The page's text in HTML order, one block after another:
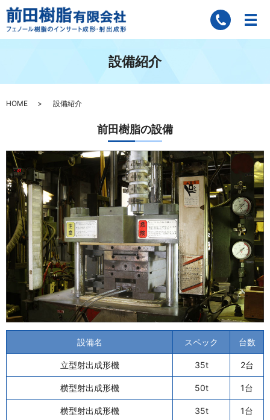
設備紹介
HOME 設備紹介
前田樹脂の設備
設備名 スペック 台数
立型射出成形機 35t 2台
横型射出成形機 50t 1台
横型射出成形機 35t 1台